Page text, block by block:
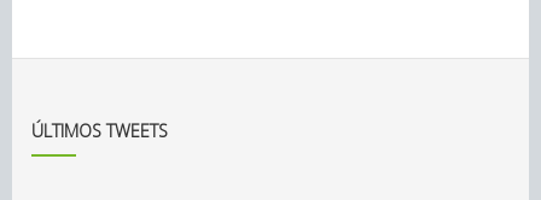
ÚLTIMOS TWEETS